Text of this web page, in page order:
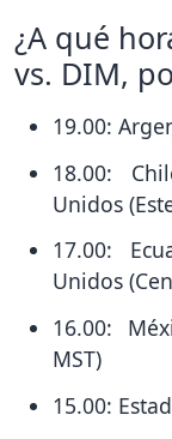
¿A qué
vs. DIM,
19.00:
18.00:
Unidos
17.00:
Unidos
16.00:
MST)
15.00: